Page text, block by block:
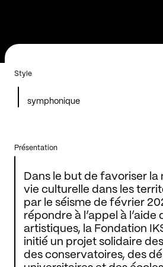
Style
symphonique
Présentation
Dans le but de favoriser la
vie culturelle dans les
par le séisme de février
répondre à l’appel à
artistiques, la Fondation
initié un projet solidaire
des conservatoires, des